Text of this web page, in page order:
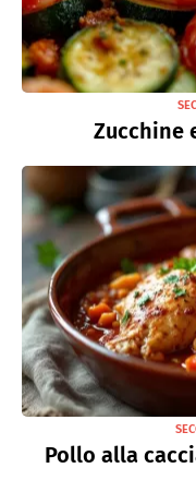
Zucchine
Pollo alla